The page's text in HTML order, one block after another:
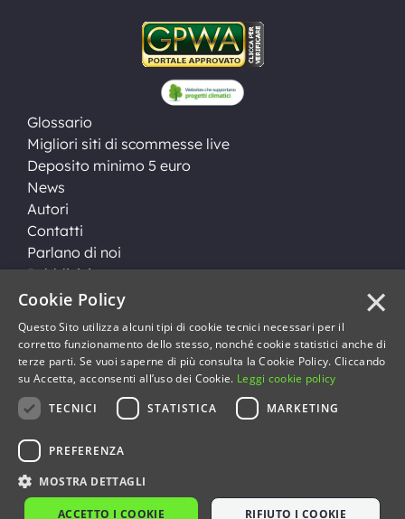
Glossario
Migliori siti di scommesse live
Deposito minimo 5 euro
News
Autori
Contatti
Parlano di noi
Pubblicità
Disclaimer
Mappa del sito
Copyright © 2026 Empire s.r.l.s. Via F. Ugoni, 36 Palazzo
Skyline 18 25126 - Brescia - P.IVA 03871350983
×
Cookie Policy
Questo Sito utilizza alcuni tipi di cookie tecnici necessari per il
corretto funzionamento dello stesso, nonché cookie statistici anche di
terze parti. Se vuoi saperne di più consulta la Cookie Policy. Cliccando
su Accetta, acconsenti all’uso dei Cookie. Leggi cookie policy
TECNICI
STATISTICA MARKETING
PREFERENZA
MOSTRA DETTAGLI
ACCETTO I COOKIE RIFIUTO I COOKIE